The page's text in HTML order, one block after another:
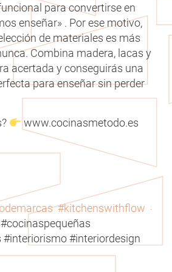
para convertirse en
enseñar» . Por ese motivo,
de materiales es más
Combina madera, lacas y
acertada y conseguirás una
para enseñar sin perder
www.cocinasmetodo.es
#kitchenswithflow
#interiordesign